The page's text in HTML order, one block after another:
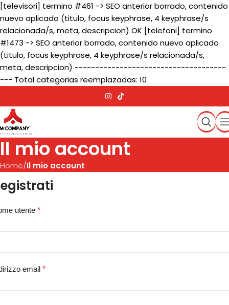
[televisori] termino #461 -> SEO anterior borrado, contenido
nuevo aplicado (titulo, focus keyphrase, 4 keyphrase/s
relacionada/s, meta, descripcion) OK [telefoni] termino
#1473 -> SEO anterior borrado, contenido nuevo aplicado
(titulo, focus keyphrase, 4 keyphrase/s relacionada/s,
meta, descripcion) -------------------------------------
--- Total categorias reemplazadas: 10
Il mio account
Home/Il mio account
utente *
email *